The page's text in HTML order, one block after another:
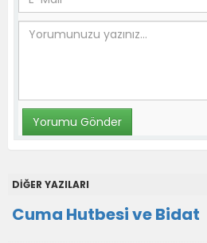
DİĞER YAZILARI
Cuma Hutbesi ve Bidat